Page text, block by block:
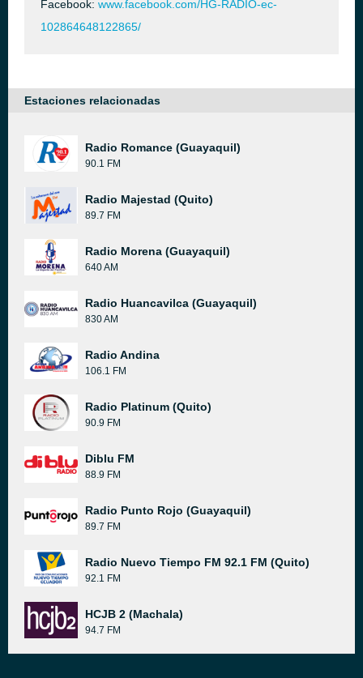
Facebook: www.facebook.com/HG-RADIO-ec-
102864648122865/
Estaciones relacionadas
Radio Romance (Guayaquil)
90.1 FM
Radio Majestad (Quito)
89.7 FM
Radio Morena (Guayaquil)
640 AM
Radio Huancavilca (Guayaquil)
830 AM
Radio Andina
106.1 FM
Radio Platinum (Quito)
90.9 FM
Diblu FM
88.9 FM
Radio Punto Rojo (Guayaquil)
89.7 FM
Radio Nuevo Tiempo FM 92.1 FM (Quito)
92.1 FM
HCJB 2 (Machala)
94.7 FM